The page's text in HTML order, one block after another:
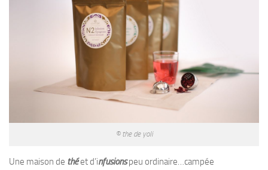
© the de yoli
Une maison de théet d’infusionspeu ordinaire…campée